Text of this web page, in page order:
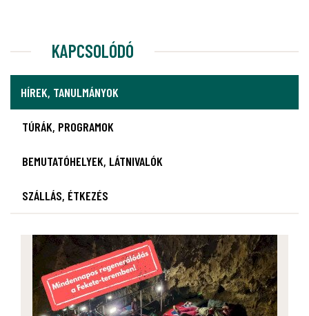
KAPCSOLÓDÓ
HÍREK, TANULMÁNYOK
TÚRÁK, PROGRAMOK
BEMUTATÓHELYEK, LÁTNIVALÓK
SZÁLLÁS, ÉTKEZÉS